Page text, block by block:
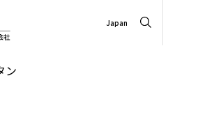
Japan
ン